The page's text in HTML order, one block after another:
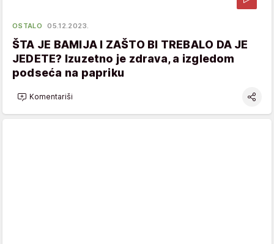
OSTALO 05.12.2023.
ŠTA JE BAMIJA I ZAŠTO BI TREBALO DA JE
JEDETE? Izuzetno je zdrava, a izgledom
podseća na papriku
Komentariši